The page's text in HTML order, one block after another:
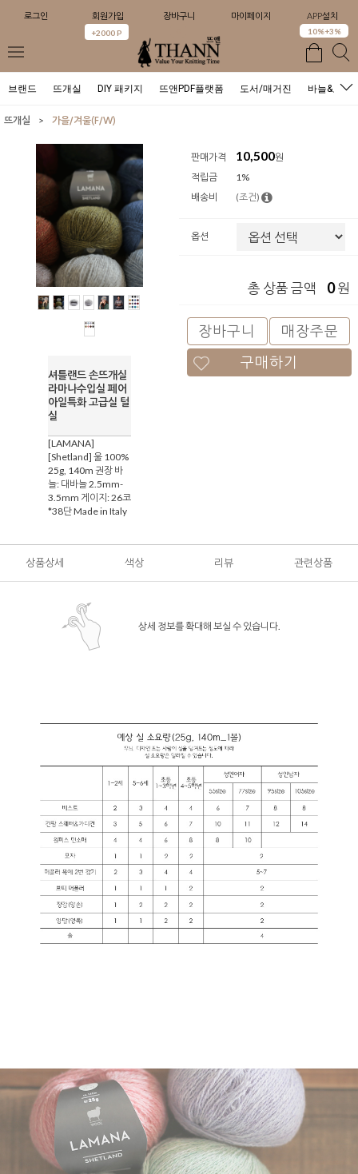
로그인 회원가입
+2000 P
장바구니 마이페이지 APP설치
10%+3%
브랜드 뜨개실 DIY 패키지 뜨앤PDF플랫폼 도서/매거진 바늘&도구
뜨개실 > 가을/겨울(F/W)
셔틀랜드 손뜨개실
라마나수입실 페어
아일특화 고급실 털
실
[LAMANA]
[Shetland] 울 100%
25g, 140m 권장 바
늘: 대바늘 2.5mm-
3.5mm 게이지: 26코
*38단 Made in Italy
판매가격 10,500원
적립금
1%
배송비
(조건)
옵션
총 상품 금액 0원
장바구니
매장주문
구매하기
상품상세 색상 리뷰 관련상품
상세 정보를 확대해 보실 수 있습니다.